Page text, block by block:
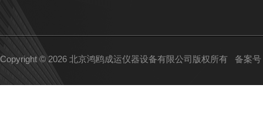
Copyright © 2026 北京鸿鸥成运仪器设备有限公司版权所有 备案号